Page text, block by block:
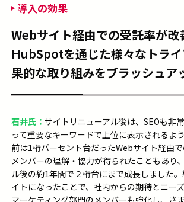
導入の効果
Webサイト経由での受託率が改
HubSpotを通じた様々なトラ
果的な取り組みをブラッシュア
石井氏： サイトリニューアル後は、 SEOも非
って重要なキーワードで上位に表示されるよ
前は1桁パーセント台だったWebサイト経由
メンバーの理解・協力が得られたこともあり
ル後の約1年間で２桁台にまで成長しました
イトになったことで、社内からの期待とニー